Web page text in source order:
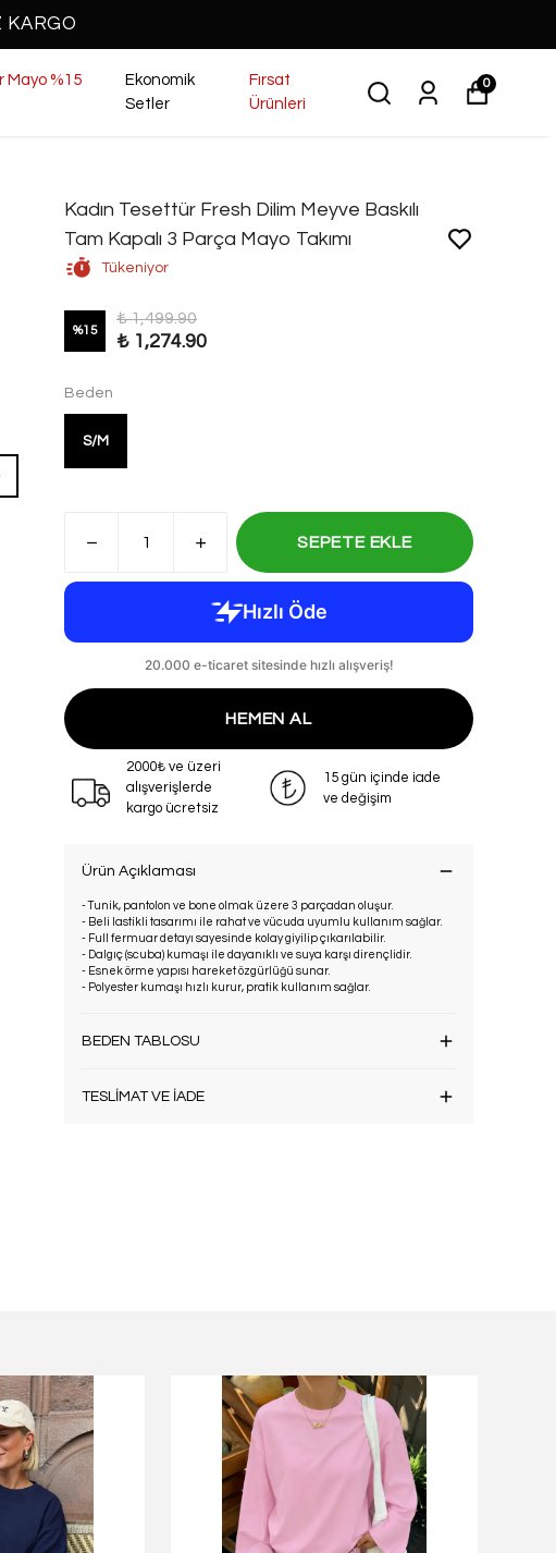
KARGO
Mayo %15
Ekonomik
Setler
Fırsat
Ürünleri
0
Kadın Tesettür Fresh Dilim Meyve Baskılı
Tam Kapalı 3 Parça Mayo Takımı
Tükeniyor
%15
₺ 1,499.90
₺ 1,274.90
Beden
S/M
SEPETE EKLE
HEMEN AL
2000₺ ve üzeri
alışverişlerde
kargo ücretsiz
15 gün içinde iade
ve değişim
Ürün Açıklaması
- Tunik, pantolon ve bone olmak üzere 3 parçadan oluşur.
- Beli lastikli tasarımı ile rahat ve vücuda uyumlu kullanım sağlar.
- Full fermuar detayı sayesinde kolay giyilip çıkarılabilir.
- Dalgıç (scuba) kumaşı ile dayanıklı ve suya karşı dirençlidir.
- Esnek örme yapısı hareket özgürlüğü sunar.
- Polyester kumaşı hızlı kurur, pratik kullanım sağlar.
BEDEN TABLOSU
TESLİMAT VE İADE